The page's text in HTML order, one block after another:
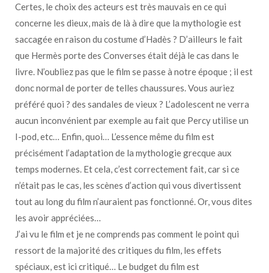
Certes, le choix des acteurs est très mauvais en ce qui
concerne les dieux, mais de là à dire que la mythologie est
saccagée en raison du costume d’Hadès ? D’ailleurs le fait
que Hermès porte des Converses était déjà le cas dans le
livre. N’oubliez pas que le film se passe à notre époque ; il est
donc normal de porter de telles chaussures. Vous auriez
préféré quoi ? des sandales de vieux ? L’adolescent ne verra
aucun inconvénient par exemple au fait que Percy utilise un
I-pod, etc… Enfin, quoi… L’essence même du film est
précisément l’adaptation de la mythologie grecque aux
temps modernes. Et cela, c’est correctement fait, car si ce
n’était pas le cas, les scènes d’action qui vous divertissent
tout au long du film n’auraient pas fonctionné. Or, vous dites
les avoir appréciées…
J’ai vu le film et je ne comprends pas comment le point qui
ressort de la majorité des critiques du film, les effets
spéciaux, est ici critiqué… Le budget du film est